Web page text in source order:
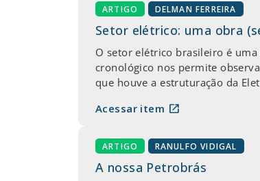
ARTIGO DELMAN FERREIRA
Setor elétrico: uma obra
O setor elétrico brasileiro é uma
cronológico nos permite
que houve a estruturação da
Acessar item open_in_new
ARTIGO RANULFO VIDIGAL
A nossa Petrobrás